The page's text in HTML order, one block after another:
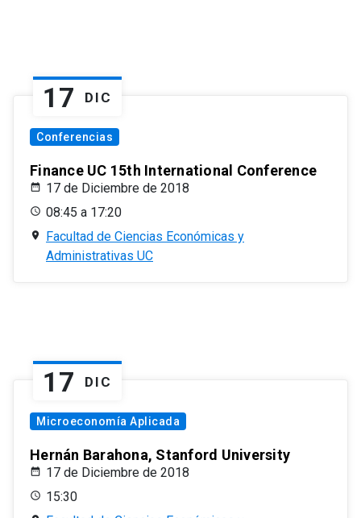
17 DIC
Conferencias
Finance UC 15th International Conference
17 de Diciembre de 2018
08:45 a 17:20
Facultad de Ciencias Económicas y
Administrativas UC
17 DIC
Microeconomía Aplicada
Hernán Barahona, Stanford University
17 de Diciembre de 2018
15:30